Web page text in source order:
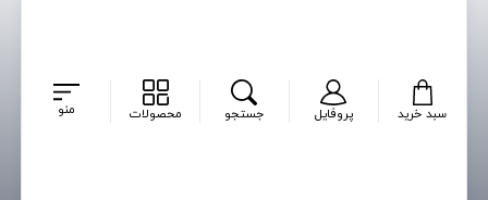
ورود
منو محصولات جستجو پروفایل سبد خرید